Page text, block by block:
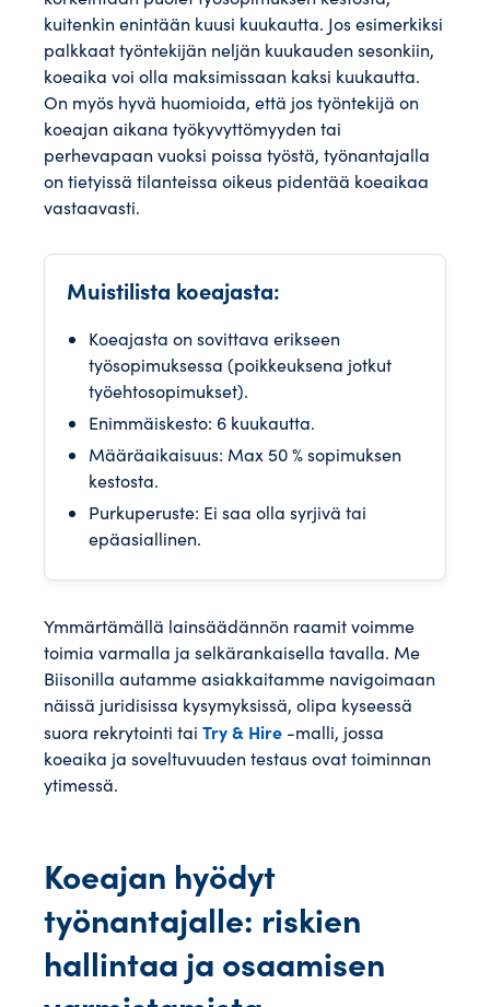
kuitenkin enintään kuusi kuukautta. Jos esimerkiksi
palkkaat työntekijän neljän kuukauden sesonkiin,
koeaika voi olla maksimissaan kaksi kuukautta.
On myös hyvä huomioida, että jos työntekijä on
koeajan aikana työkyvyttömyyden tai
perhevapaan vuoksi poissa työstä, työnantajalla
on tietyissä tilanteissa oikeus pidentää koeaikaa
vastaavasti.
Muistilista koeajasta:
Koeajasta on sovittava erikseen
työsopimuksessa (poikkeuksena jotkut
työehtosopimukset).
Enimmäiskesto: 6 kuukautta.
Määräaikaisuus: Max 50 % sopimuksen
kestosta.
Purkuperuste: Ei saa olla syrjivä tai
epäasiallinen.
Ymmärtämällä lainsäädännön raamit voimme
toimia varmalla ja selkärankaisella tavalla. Me
Biisonilla autamme asiakkaitamme navigoimaan
näissä juridisissa kysymyksissä, olipa kyseessä
suora rekrytointi tai Try & Hire -malli, jossa
koeaika ja soveltuvuuden testaus ovat toiminnan
ytimessä.
Koeajan hyödyt
työnantajalle: riskien
hallintaa ja osaamisen